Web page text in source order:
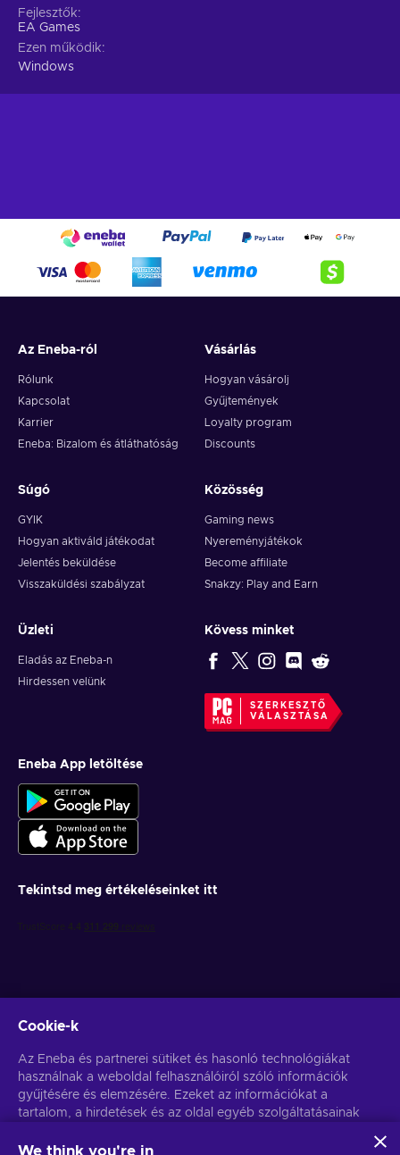
Fejlesztők
EA Games
Ezen működik
Windows
Az Eneba-ról
Rólunk
Kapcsolat
Karrier
Eneba: Bizalom és átláthatóság
Vásárlás
Hogyan vásárolj
Gyűjtemények
Loyalty program
Discounts
Súgó
GYIK
Hogyan aktiváld játékodat
Jelentés beküldése
Visszaküldési szabályzat
Közösség
Gaming news
Nyereményjátékok
Become affiliate
Snakzy: Play and Earn
Üzleti
Eladás az Eneba-n
Hirdessen velünk
Kövess minket
SZERKESZTŐ
VÁLASZTÁSA
Eneba App letöltése
Tekintsd meg értékeléseinket itt
Feliratkozás
You can unsubscribe at any time. Visit Privacy noticefor more
Cookie-k
Az Eneba és partnerei sütiket és hasonló technológiákat
használnak a weboldal felhasználóiról szóló információk
gyűjtésére és elemzésére. Ezeket az információkat a
tartalom, a hirdetések és az oldal egyéb szolgáltatásainak
hirdetések személyre szabásához is felhasználhatjuk.
We think you're in